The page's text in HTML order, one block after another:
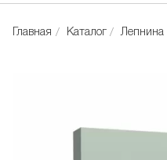
Главная Каталог Лепнина